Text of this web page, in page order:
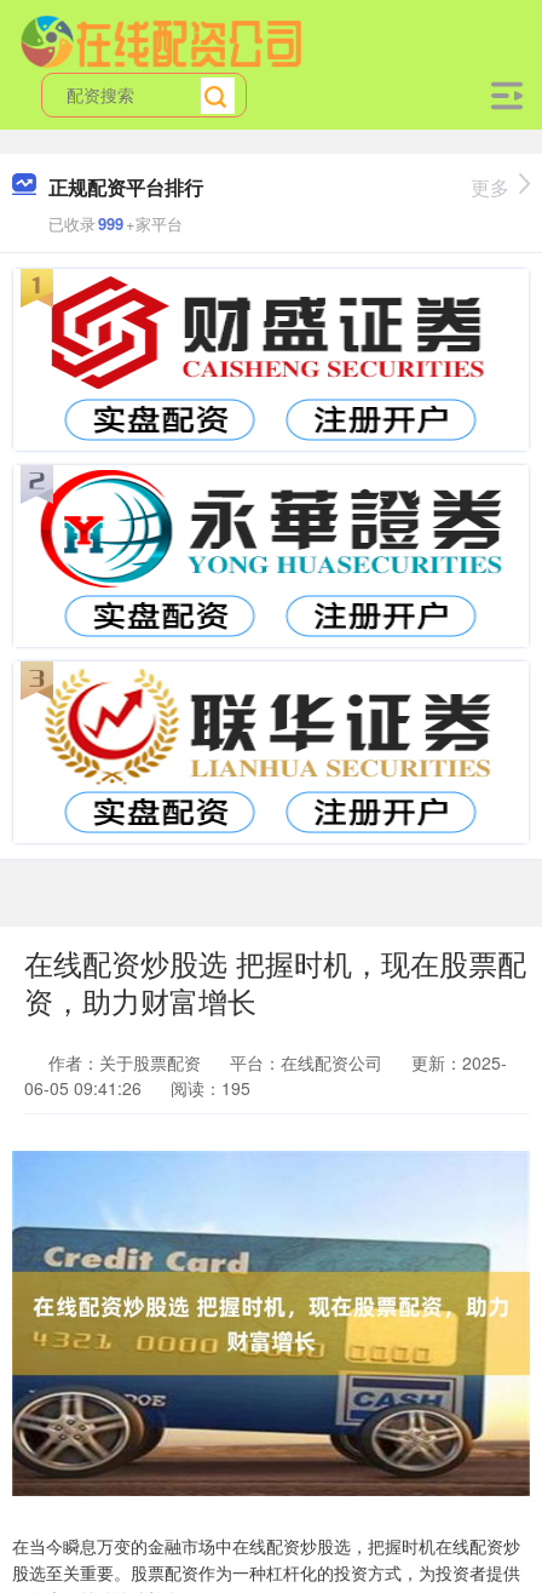
正规配资平台排行
已收录999+家平台
更多
在线配资炒股选 把握时机，现在股票配
资，助力财富增长
作者：关于股票配资 平台：在线配资公司
更新：2025-
06-05 09:41:26
阅读：195
在当今瞬息万变的金融市场中在线配资炒股选，把握时机在线配资炒
股选至关重要。股票配资作为一种杠杆化的投资方式，为投资者提供